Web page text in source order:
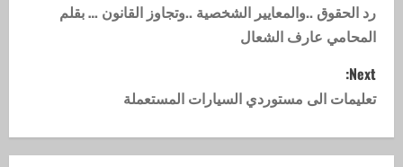
رد الحقوق ..والمعايير الشخصية ..وتجاوز القانون … بقلم
المحامي عارف الشعال
Next:
تعليمات الى مستوردي السيارات المستعملة